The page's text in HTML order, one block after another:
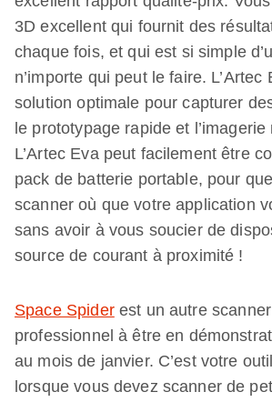
3D excellent qui fournit des
chaque fois, et qui est si simple
n’importe qui peut le faire. L’Artec
solution optimale pour capturer
le prototypage rapide et
L’Artec Eva peut facilement être
pack de batterie portable, pour
scanner où que votre application
sans avoir à vous soucier de
source de courant à proximité !
Space Spiderest un autre
professionnel à être en
au mois de janvier. C’est votre
lorsque vous devez scanner de